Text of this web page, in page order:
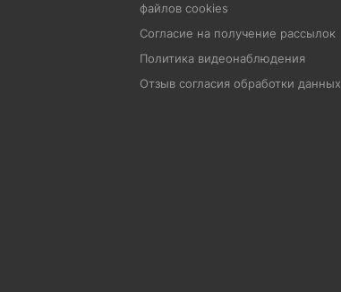
файлов cookies
Согласие на получение рассылок
Политика видеонаблюдения
Отзыв согласия обработки данных